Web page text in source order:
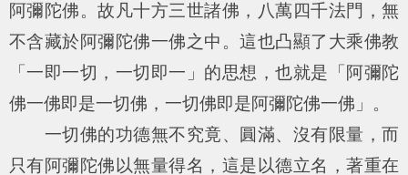
阿彌陀佛。故凡十方三世諸佛，八萬四千法門，無
不含藏於阿彌陀佛一佛之中。這也凸顯了大乘佛教
「一即一切，一切即一」的思想，也就是「阿彌陀
佛一佛即是一切佛，一切佛即是阿彌陀佛一佛」。
一切佛的功德無不究竟、圓滿、沒有限量，而
只有阿彌陀佛以無量得名，這是以德立名，著重在